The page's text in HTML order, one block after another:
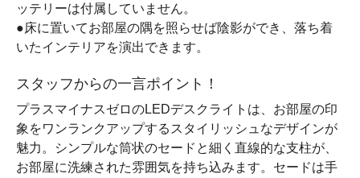
ッテリーは付属していません。
●床に置いてお部屋の隅を照らせば陰影ができ、落ち着
いたインテリアを演出できます。
スタッフからの一言ポイント！
プラスマイナスゼロのLEDデスクライトは、お部屋の印
象をワンランクアップするスタイリッシュなデザインが
魅力。シンプルな筒状のセードと細く直線的な支柱が、
お部屋に洗練された雰囲気を持ち込みます。セードは手